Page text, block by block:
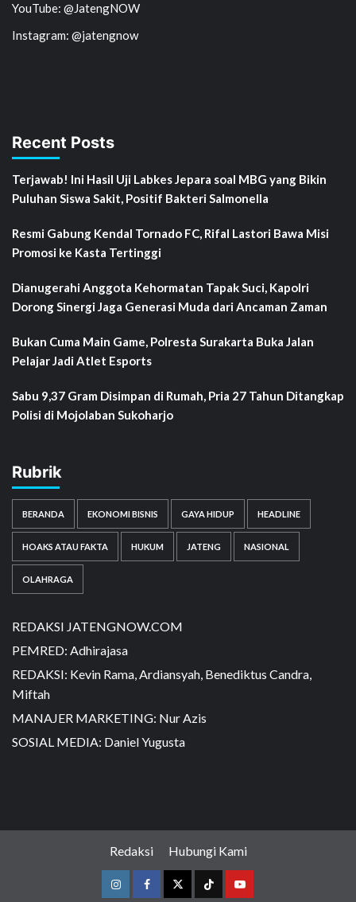
YouTube: @JatengNOW
Instagram: @jatengnow
Recent Posts
Terjawab! Ini Hasil Uji Labkes Jepara soal MBG yang Bikin
Puluhan Siswa Sakit, Positif Bakteri Salmonella
Resmi Gabung Kendal Tornado FC, Rifal Lastori Bawa Misi
Promosi ke Kasta Tertinggi
Dianugerahi Anggota Kehormatan Tapak Suci, Kapolri
Dorong Sinergi Jaga Generasi Muda dari Ancaman Zaman
Bukan Cuma Main Game, Polresta Surakarta Buka Jalan
Pelajar Jadi Atlet Esports
Sabu 9,37 Gram Disimpan di Rumah, Pria 27 Tahun Ditangkap
Polisi di Mojolaban Sukoharjo
Rubrik
BERANDA EKONOMI BISNIS GAYA HIDUP HEADLINE
HOAKS ATAU FAKTA HUKUM JATENG NASIONAL
OLAHRAGA
REDAKSI JATENGNOW.COM
PEMRED: Adhirajasa
REDAKSI: Kevin Rama, Ardiansyah, Benediktus Candra,
Miftah
MANAJER MARKETING: Nur Azis
SOSIAL MEDIA: Daniel Yugusta
Redaksi Hubungi Kami